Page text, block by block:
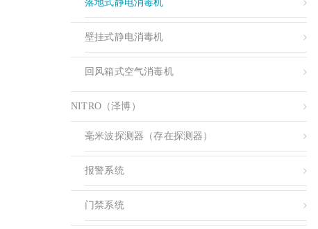
落地式静电消毒机
壁挂式静电消毒机
回风箱式空气消毒机
NITRO（泽博）
毫米波探测器（存在探测器）
报警系统
门禁系统